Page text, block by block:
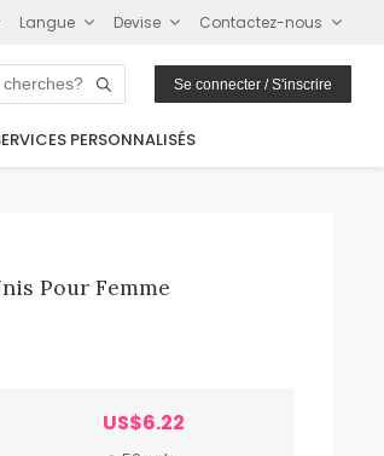
Langue Devise Contactez-nous
Se connecter / S'inscrire
PERSONNALISÉS
Pour Femme
US$6.22